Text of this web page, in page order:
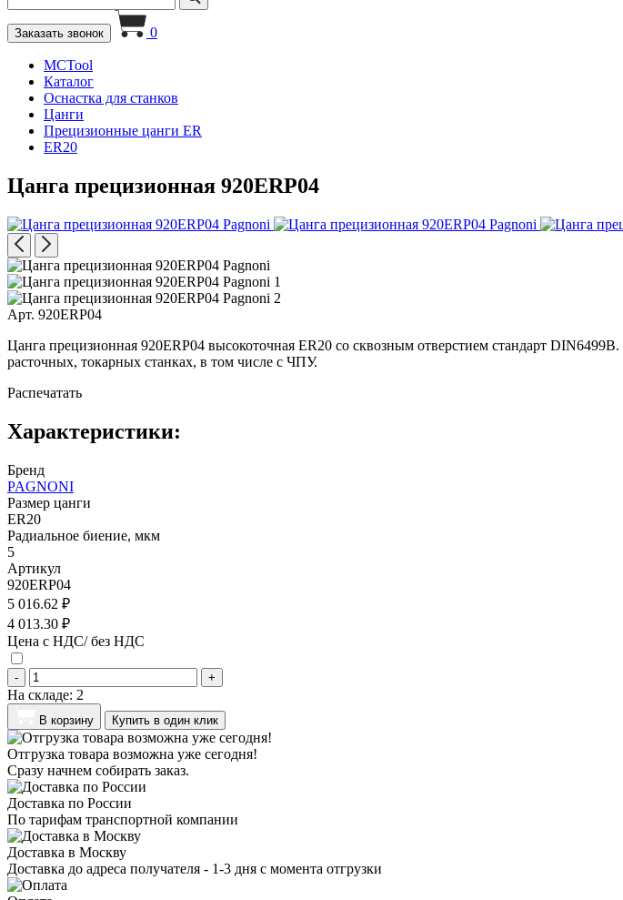
Заказать звонок 0
MCTool
Каталог
Оснастка для станков
Цанги
Прецизионные цанги ER
ER20
Цанга прецизионная 920ERP04
Арт. 920ERP04
Цанга прецизионная 920ERP04 высокоточная ER20 со сквозным отверстием стандарт
расточных, токарных станках, в том числе с ЧПУ.
Распечатать
Характеристики:
Бренд
PAGNONI
Размер цанги
ER20
Радиальное биение, мкм
5
Артикул
920ERP04
5 016.62 ₽
4 013.30 ₽
Цена с НДС/ без НДС
- +
На складе: 2
В корзину Купить в один клик
Отгрузка товара возможна уже сегодня!
Сразу начнем собирать заказ.
Доставка по России
По тарифам транспортной компании
Доставка в Москву
Доставка до адреса получателя - 1-3 дня с момента отгрузки